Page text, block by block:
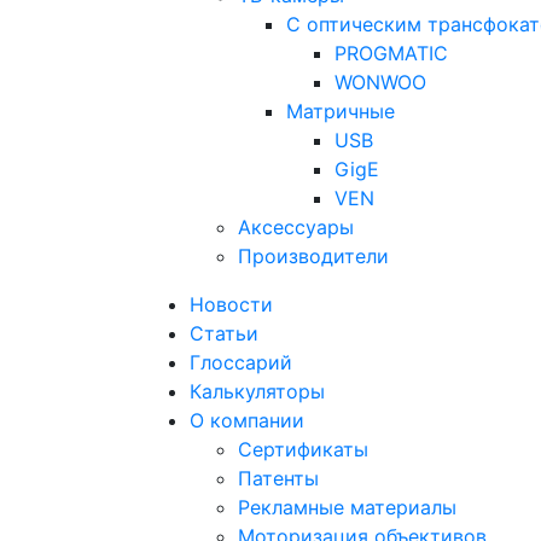
С оптическим
PROGMATIC
WONWOO
Матричные
USB
GigE
VEN
Аксессуары
Производители
Новости
Статьи
Глоссарий
Калькуляторы
О компании
Сертификаты
Патенты
Рекламные материалы
Моторизация объективов